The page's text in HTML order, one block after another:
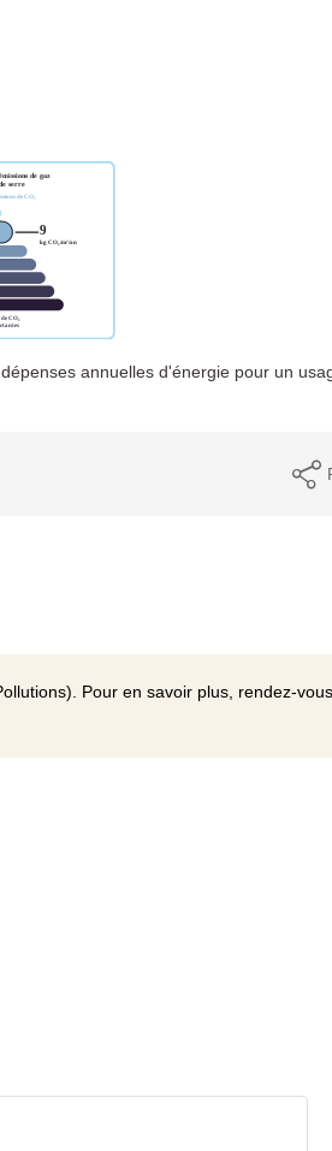
annuelles d'énergie pour un
Pour en savoir plus, rendez-